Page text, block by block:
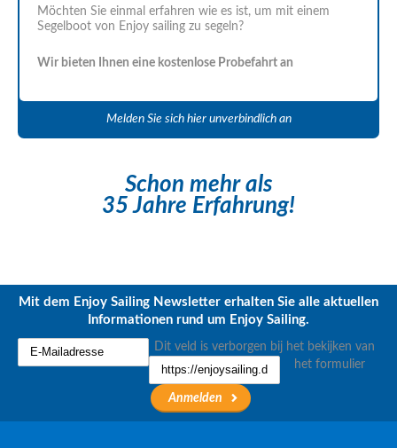
Möchten Sie einmal erfahren wie es ist, um mit einem
Segelboot von Enjoy sailing zu segeln?
Wir bieten Ihnen eine kostenlose Probefahrt an
Melden Sie sich hier unverbindlich an
Schon mehr als
35 Jahre Erfahrung!
Mit dem Enjoy Sailing Newsletter erhalten Sie alle aktuellen
Informationen rund um Enjoy Sailing.
Dit veld is verborgen bij het bekijken van
het formulier